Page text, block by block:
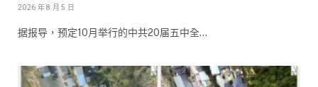
2026 年 8 月 5 日
据报导，预定10月举行的中共20届五中全…